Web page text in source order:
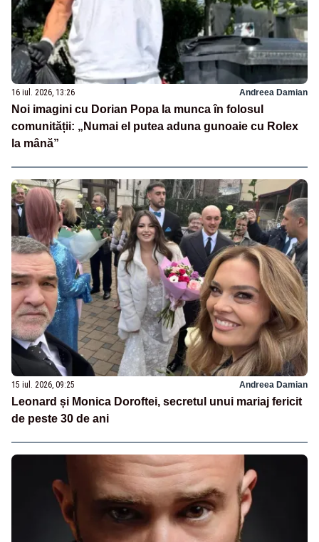
16 iul. 2026, 13:26 Andreea Damian
Noi imagini cu Dorian Popa la munca în folosul
comunității: „Numai el putea aduna gunoaie cu Rolex
la mână”
15 iul. 2026, 09:25 Andreea Damian
Leonard și Monica Doroftei, secretul unui mariaj fericit
de peste 30 de ani